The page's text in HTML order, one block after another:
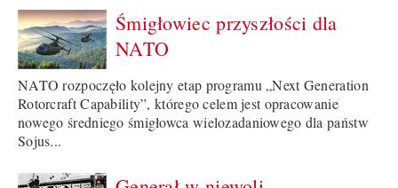
Śmigłowiec przyszłości dla
NATO
NATO rozpoczęło kolejny etap programu „Next Generation
Rotorcraft Capability”, którego celem jest opracowanie
nowego średniego śmigłowca wielozadaniowego dla państw
Sojus...